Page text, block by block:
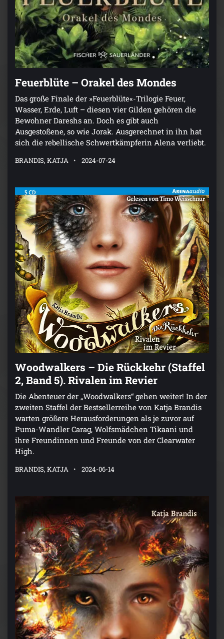
Feuerblüte – Orakel des Mondes
Das große Finale der »Feuerblüte«-Trilogie Feuer,
Wasser, Erde, Luft – diesen vier Gilden gehören die
Bewohner Dareshs an. Doch es gibt auch
Ausgestoßene, so wie Jorak. Ausgerechnet in ihn hat
sich die rebellische Schwertkämpferin Alena verliebt.
BRANDIS, KATJA 2024-07-24
Woodwalkers – Die Rückkehr (Staffel
2, Band 5). Rivalen im Revier
Die Abenteuer der „Woodwalkers“ gehen weiter! In der
zweiten Staffel der Bestsellerreihe von Katja Brandis
warten größere Herausforderungen als je zuvor auf
Puma-Wandler Carag, Wolfsmädchen Tikaani und
ihre Freundinnen und Freunde von der Clearwater
High.
BRANDIS, KATJA 2024-06-14